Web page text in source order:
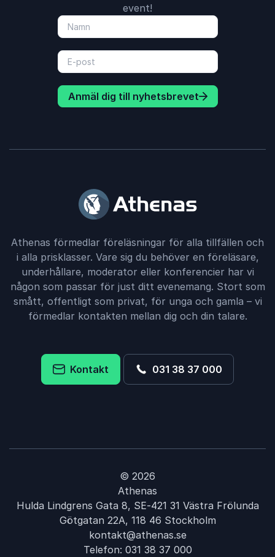
event!
Anmäl dig till nyhetsbrevet
Athenas förmedlar föreläsningar för alla tillfällen och
i alla prisklasser. Vare sig du behöver en föreläsare,
underhållare, moderator eller konferencier har vi
någon som passar för just ditt evenemang. Stort som
smått, offentligt som privat, för unga och gamla – vi
förmedlar kontakten mellan dig och din talare.
Kontakt 031 38 37 000
© 2026
Athenas
Hulda Lindgrens Gata 8, SE-421 31 Västra Frölunda
Götgatan 22A, 118 46 Stockholm
kontakt@athenas.se
Telefon: 031 38 37 000